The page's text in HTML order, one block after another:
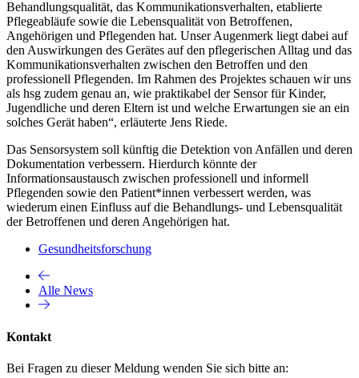
Behandlungsqualität, das Kommunikationsverhalten, etablierte
Pflegeabläufe sowie die Lebensqualität von Betroffenen,
Angehörigen und Pflegenden hat. Unser Augenmerk liegt dabei auf
den Auswirkungen des Gerätes auf den pflegerischen Alltag und das
Kommunikationsverhalten zwischen den Betroffen und den
professionell Pflegenden. Im Rahmen des Projektes schauen wir uns
als hsg zudem genau an, wie praktikabel der Sensor für Kinder,
Jugendliche und deren Eltern ist und welche Erwartungen sie an ein
solches Gerät haben“, erläuterte Jens Riede.
Das Sensorsystem soll künftig die Detektion von Anfällen und deren
Dokumentation verbessern. Hierdurch könnte der
Informationsaustausch zwischen professionell und informell
Pflegenden sowie den Patient*innen verbessert werden, was
wiederum einen Einfluss auf die Behandlungs- und Lebensqualität
der Betroffenen und deren Angehörigen hat.
Gesundheitsforschung
Alle News
Kontakt
Bei Fragen zu dieser Meldung wenden Sie sich bitte an: